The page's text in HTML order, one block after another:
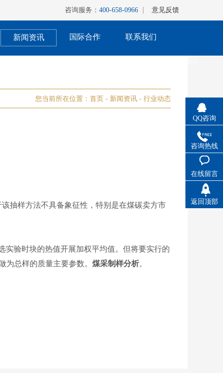
意见反馈
咨询服务： 400-658-0966
新闻资讯 国际合作 联系我们
您当前所在位置： 首页 - 新闻资讯 - 行业动态
抽样方法不具备象征性，特别是在煤碳卖方市
验时块的热值开展加权平均值。但将要实行的
为总样的质量主要参数。 煤采制样分析。
QQ咨询
咨询热线
在线留言
返回顶部